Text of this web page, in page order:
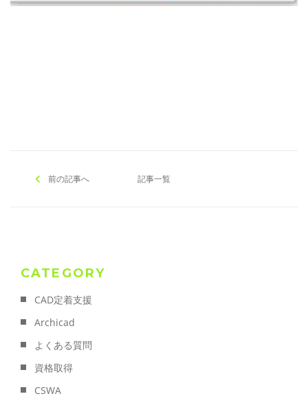
前の記事へ 記事一覧
CATEGORY
CAD定着支援
Archicad
よくある質問
資格取得
CSWA